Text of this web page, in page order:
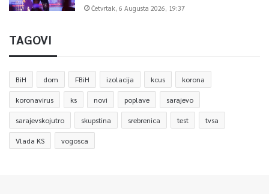
Četvrtak, 6 Augusta 2026, 19:37
TAGOVI
BiH dom FBiH izolacija kcus korona
koronavirus ks novi poplave sarajevo
sarajevskojutro skupstina srebrenica test tvsa
Vlada KS vogosca